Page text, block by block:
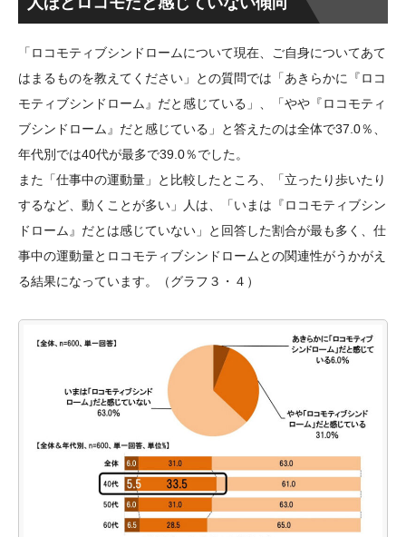
「ロコモティブシンドロームについて現在、ご自身についてあて
はまるものを教えてください」との質問では「あきらかに『ロコ
モティブシンドローム』だと感じている」、「やや『ロコモティ
ブシンドローム』だと感じている」と答えたのは全体で37.0％、
年代別では40代が最多で39.0％でした。
また「仕事中の運動量」と比較したところ、「立ったり歩いたり
するなど、動くことが多い」人は、「いまは『ロコモティブシン
ドローム』だとは感じていない」と回答した割合が最も多く、仕
事中の運動量とロコモティブシンドロームとの関連性がうかがえ
る結果になっています。（グラフ３・４）